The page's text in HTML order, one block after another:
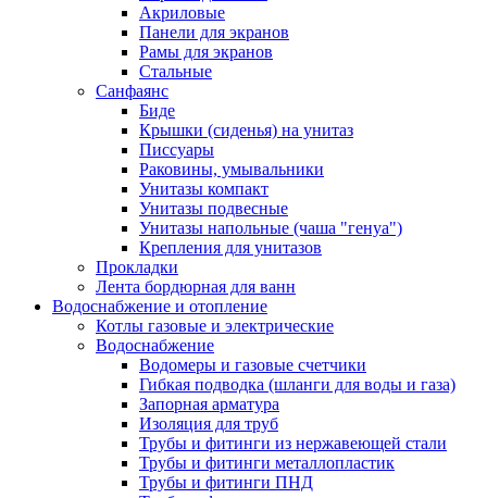
Акриловые
Панели для экранов
Рамы для экранов
Стальные
Санфаянс
Биде
Крышки (сиденья) на унитаз
Писсуары
Раковины, умывальники
Унитазы компакт
Унитазы подвесные
Унитазы напольные (чаша "генуа")
Крепления для унитазов
Прокладки
Лента бордюрная для ванн
Водоснабжение и отопление
Котлы газовые и электрические
Водоснабжение
Водомеры и газовые счетчики
Гибкая подводка (шланги для воды и газа)
Запорная арматура
Изоляция для труб
Трубы и фитинги из нержавеющей стали
Трубы и фитинги металлопластик
Трубы и фитинги ПНД